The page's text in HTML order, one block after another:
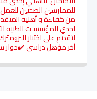
للممارسين الصحيين
من كفاءة و أهلية
احدي المؤسسات الطبيه
لتقديم على اختبار
أخر مؤهل دراسي ✔️جواز